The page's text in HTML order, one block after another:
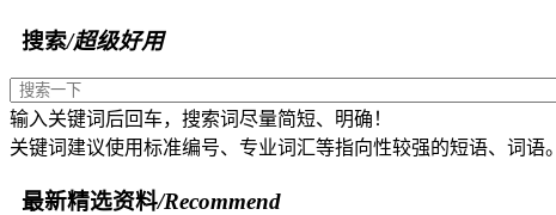
搜索/超级好用
输入关键词后回车，搜索词尽量简短、明确！
关键词建议使用标准编号、专业词汇等指向性较强的短语、词语。
最新精选资料/Recommend